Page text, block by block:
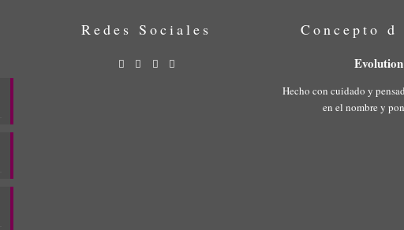
Redes Sociales Concepto
Hecho con cuidado y
en el nombre y